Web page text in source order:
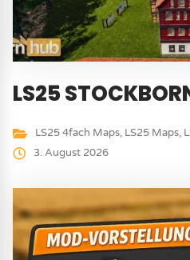
LS25
LS25 4fach Maps, LS25 Maps,
3. August 2026